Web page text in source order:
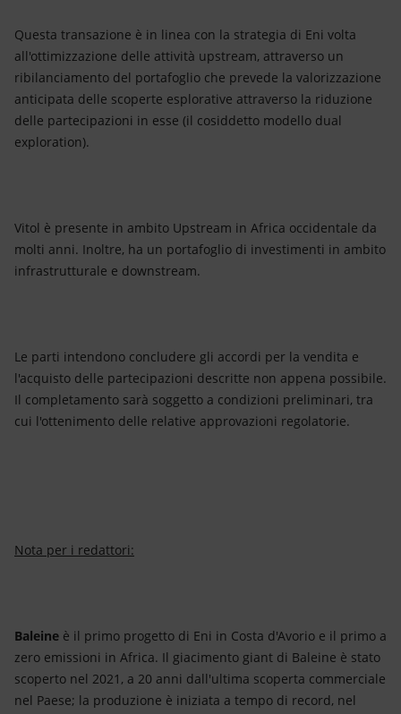
Questa transazione è in linea con la strategia di Eni volta
all'ottimizzazione delle attività upstream, attraverso un
ribilanciamento del portafoglio che prevede la valorizzazione
anticipata delle scoperte esplorative attraverso la riduzione
delle partecipazioni in esse (il cosiddetto modello dual
exploration).
Vitol è presente in ambito Upstream in Africa occidentale da
molti anni. Inoltre, ha un portafoglio di investimenti in ambito
infrastrutturale e downstream.
Le parti intendono concludere gli accordi per la vendita e
l'acquisto delle partecipazioni descritte non appena possibile.
Il completamento sarà soggetto a condizioni preliminari, tra
cui l'ottenimento delle relative approvazioni regolatorie.
Nota per i redattori:
Baleine è il primo progetto di Eni in Costa d'Avorio e il primo a
zero emissioni in Africa. Il giacimento giant di Baleine è stato
scoperto nel 2021, a 20 anni dall'ultima scoperta commerciale
nel Paese; la produzione è iniziata a tempo di record, nel